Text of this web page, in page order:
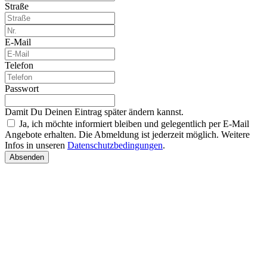
Straße
E-Mail
Telefon
Passwort
Damit Du Deinen Eintrag später ändern kannst.
Ja, ich möchte informiert bleiben und gelegentlich per E-Mail
Angebote erhalten. Die Abmeldung ist jederzeit möglich. Weitere
Infos in unseren Datenschutzbedingungen.
Absenden